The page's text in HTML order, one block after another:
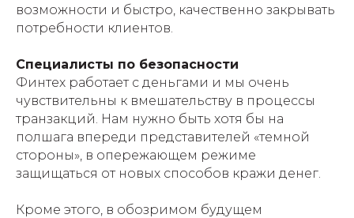
возможности и быстро, качественно закрывать
потребности клиентов.
Специалисты по безопасности
Финтех работает с деньгами и мы очень
чувствительны к вмешательству в процессы
транзакций. Нам нужно быть хотя бы на
полшага впереди представителей «темной
стороны», в опережающем режиме
защищаться от новых способов кражи денег.
Кроме этого, в обозримом будущем